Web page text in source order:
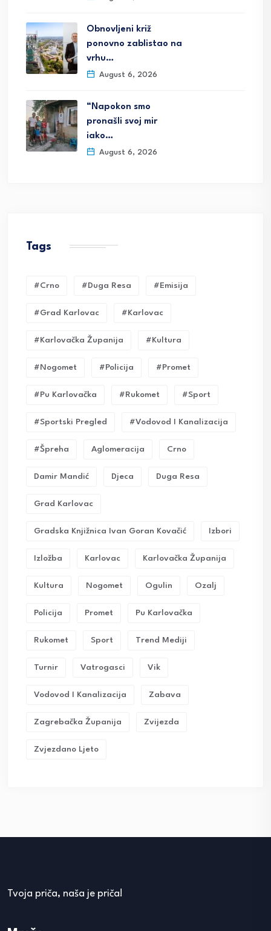
Obnovljeni križ
ponovno zablistao na
vrhu…
August 6, 2026
“Napokon smo
pronašli svoj mir
iako…
August 6, 2026
Tags
#crno #duga Resa #emisija
#grad Karlovac #karlovac
#karlovačka Županija #kultura
#nogomet #policija #promet
#pu Karlovačka #rukomet #sport
#sportski Pregled #vodovod I Kanalizacija
#Špreha Aglomeracija Crno
Damir Mandić Djeca Duga Resa
Grad Karlovac
Gradska Knjižnica Ivan Goran Kovačić Izbori
Izložba Karlovac Karlovačka Županija
Kultura Nogomet Ogulin Ozalj
Policija Promet Pu Karlovačka
Rukomet Sport Trend Mediji
Turnir Vatrogasci Vik
Vodovod I Kanalizacija Zabava
Zagrebačka Županija Zvijezda
Zvjezdano Ljeto
Tvoja priča, naša je priča!